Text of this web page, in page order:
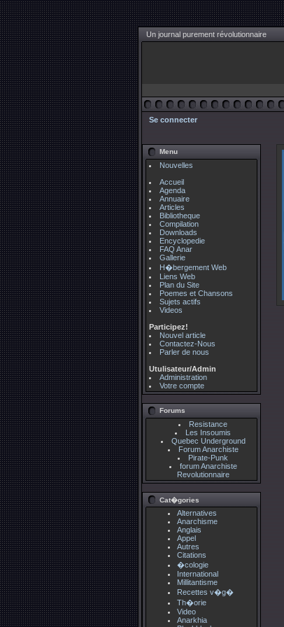
Un journal purement révolutionnaire
Se connecter
Menu
Nouvelles
Accueil
Agenda
Annuaire
Articles
Bibliotheque
Compilation
Downloads
Encyclopedie
FAQ Anar
Gallerie
H�bergement Web
Liens Web
Plan du Site
Poemes et Chansons
Sujets actifs
Videos
Participez!
Nouvel article
Contactez-Nous
Parler de nous
Utulisateur/Admin
Administration
Votre compte
Forums
Resistance
Les Insoumis
Quebec Underground
Forum Anarchiste
Pirate-Punk
forum Anarchiste
Revolutionnaire
Cat�gories
Alternatives
Anarchisme
Anglais
Appel
Autres
Citations
�cologie
International
Millitantisme
Recettes v�g�
Th�orie
Video
Anarkhia